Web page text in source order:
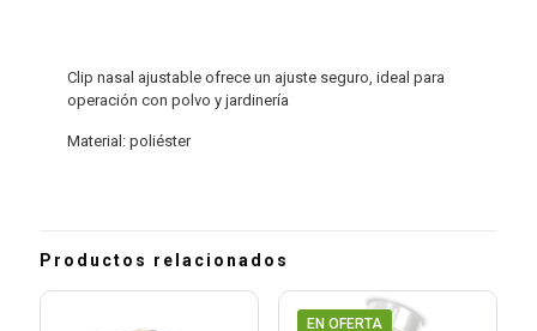
Clip nasal ajustable ofrece un ajuste seguro, ideal para
operación con polvo y jardinería
Material: poliéster
Productos relacionados
EN OFERTA